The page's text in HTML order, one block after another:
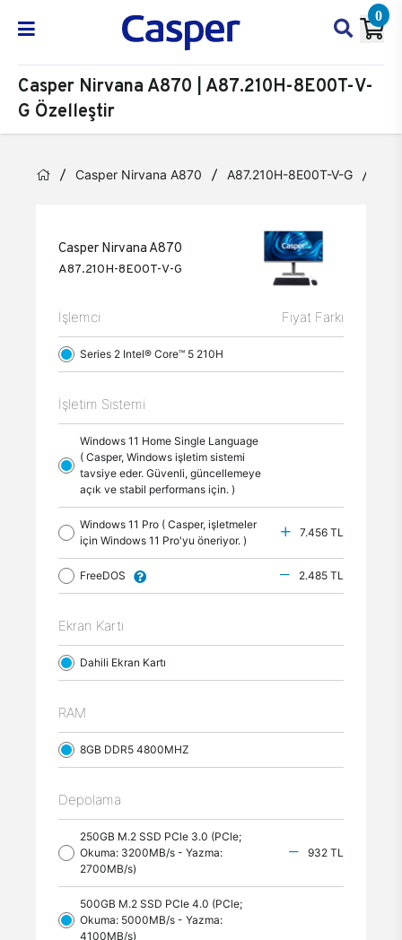
0
Casper Nirvana A870 | A87.210H-8E00T-V-
G Özelleştir
Casper Nirvana A870 A87.210H-8E00T-V-G
Casper Nirvana A870
A87.210H-8E00T-V-G
İşlemci Fiyat Farkı
Series 2 Intel® Core™ 5 210H
İşletim Sistemi
Windows 11 Home Single Language
( Casper, Windows işletim sistemi
tavsiye eder. Güvenli, güncellemeye
açık ve stabil performans için. )
Windows 11 Pro ( Casper, işletmeler
için Windows 11 Pro'yu öneriyor. )
7.456 TL
FreeDOS 2.485 TL
Ekran Kartı
Dahili Ekran Kartı
RAM
8GB DDR5 4800MHZ
Depolama
250GB M.2 SSD PCle 3.0 (PCle;
Okuma: 3200MB/s - Yazma:
2700MB/s)
932 TL
500GB M.2 SSD PCle 4.0 (PCle;
Okuma: 5000MB/s - Yazma:
4100MB/s)